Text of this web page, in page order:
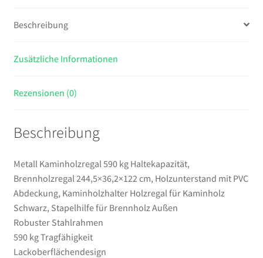
mit
Abdeckung,
Holzregal
Schwarz,
für
Brennholz
Außen
Menge
Beschreibung
Zusätzliche Informationen
Rezensionen (0)
Beschreibung
Metall Kaminholzregal 590 kg Haltekapazität,
Brennholzregal 244,5×36,2×122 cm, Holzunterstand mit PVC
Abdeckung, Kaminholzhalter Holzregal für Kaminholz
Schwarz, Stapelhilfe für Brennholz Außen
Robuster Stahlrahmen
590 kg Tragfähigkeit
Lackoberflächendesign